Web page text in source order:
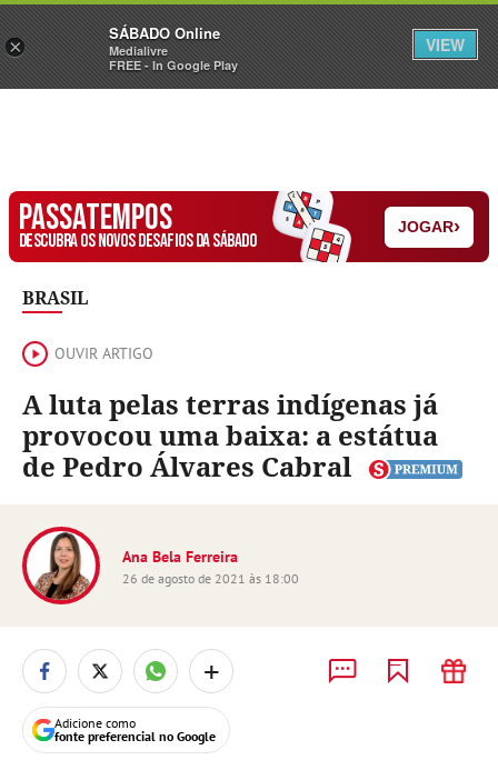
Sábado Assine Iniciar Sessão
PASSATEMPOS
DESCUBRA OS NOVOS DESAFIOS DA SÁBADO
JOGAR›
BRASIL
OUVIR ARTIGO
A luta pelas terras indígenas já
provocou uma baixa: a estátua
de Pedro Álvares Cabral
Ana Bela Ferreira
26 de agosto de 2021 às 18:00
+
Adicione como
fonte preferencial no Google
×
SÁBADO Online
Medialivre
FREE - In Google Play
VIEW